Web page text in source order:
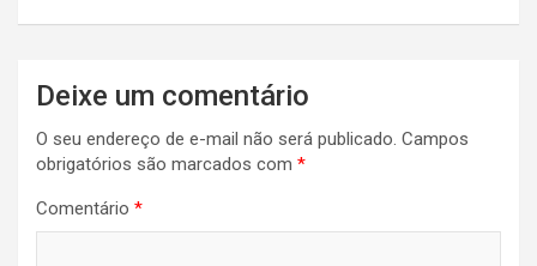
Deixe um comentário
O seu endereço de e-mail não será publicado. Campos
obrigatórios são marcados com *
Comentário *